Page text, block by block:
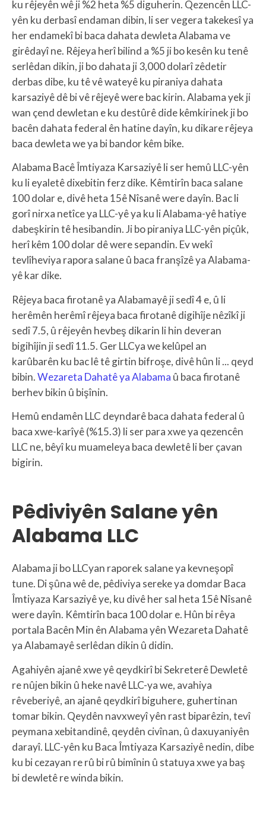
ku rêjeyên wê ji %2 heta %5 diguherin. Qezencên LLC-
yên ku derbasî endaman dibin, li ser vegera takekesî ya
her endamekî bi baca dahata dewleta Alabama ve
girêdayî ne. Rêjeya herî bilind a %5 ji bo kesên ku tenê
serlêdan dikin, ji bo dahata ji 3,000 dolarî zêdetir
derbas dibe, ku tê vê wateyê ku piraniya dahata
karsaziyê dê bi vê rêjeyê were bac kirin. Alabama yek ji
wan çend dewletan e ku destûrê dide kêmkirinek ji bo
bacên dahata federal ên hatine dayîn, ku dikare rêjeya
baca dewleta we ya bi bandor kêm bike.
Alabama Bacê Îmtiyaza Karsaziyê li ser hemû LLC-yên
ku li eyaletê dixebitin ferz dike. Kêmtirîn baca salane
100 dolar e, divê heta 15ê Nîsanê were dayîn. Bac li
gorî nirxa netîce ya LLC-yê ya ku li Alabama-yê hatiye
dabeşkirin tê hesibandin. Ji bo piraniya LLC-yên piçûk,
herî kêm 100 dolar dê were sepandin. Ev wekî
tevlîheviya rapora salane û baca franşîzê ya Alabama-
yê kar dike.
Rêjeya baca firotanê ya Alabamayê ji sedî 4 e, û li
herêmên herêmî rêjeya baca firotanê digihîje nêzîkî ji
sedî 7.5, û rêjeyên hevbeş dikarin li hin deveran
bigihîjin ji sedî 11.5. Ger LLCya we kelûpel an
karûbarên ku bac lê tê girtin bifroşe, divê hûn li ... qeyd
bibin.Wezareta Dahatê ya Alabama û baca firotanê
berhev bikin û bişînin.
Hemû endamên LLC deyndarê baca dahata federal û
baca xwe-karîyê (%15.3) li ser para xwe ya qezencên
LLC ne, bêyî ku muameleya baca dewletê li ber çavan
bigirin.
Pêdiviyên Salane yên
Alabama LLC
Alabama ji bo LLCyan raporek salane ya kevneşopî
tune. Di şûna wê de, pêdiviya sereke ya domdar Baca
Îmtiyaza Karsaziyê ye, ku divê her sal heta 15ê Nîsanê
were dayîn. Kêmtirîn baca 100 dolar e. Hûn bi rêya
portala Bacên Min ên Alabama yên Wezareta Dahatê
ya Alabamayê serlêdan dikin û didin.
Agahiyên ajanê xwe yê qeydkirî bi Sekreterê Dewletê
re nûjen bikin û heke navê LLC-ya we, avahiya
rêveberiyê, an ajanê qeydkirî biguhere, guhertinan
tomar bikin. Qeydên navxweyî yên rast biparêzin, tevî
peymana xebitandinê, qeydên civînan, û daxuyaniyên
darayî. LLC-yên ku Baca Îmtiyaza Karsaziyê nedin, dibe
ku bi cezayan re rû bi rû bimînin û statuya xwe ya baş
bi dewletê re winda bikin.